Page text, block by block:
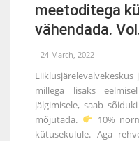
meetoditega
vähendada.
24 March, 2022
millega lisaks
jälgimisele, saab
mõjutada.
10%
kütusekulule. Aga